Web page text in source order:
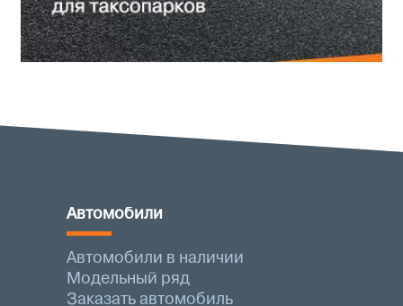
Автомобили
Автомобили в наличии
Модельный ряд
Заказать автомобиль